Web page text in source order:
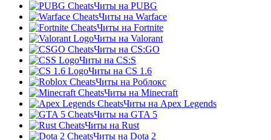
Читы на PUBG
Читы на Warface
Читы на Fortnite
Читы на Valorant
Читы на CS:GO
Читы на CS:S
Читы на CS 1.6
Читы на Роблокс
Читы на Minecraft
Читы на Apex Legends
Читы на GTA 5
Читы на Rust
Читы на Dota 2